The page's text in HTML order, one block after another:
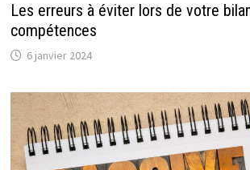
Les erreurs à éviter lors de votre
compétences
6 janvier 2024